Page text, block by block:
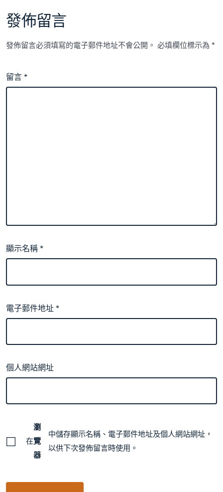
發佈留言
發佈留言必須填寫的電子郵件地址不會公開。 必填欄位標示為*
留言*
顯示名稱*
電子郵件地址*
個人網站網址
在
瀏
覽
器
中儲存顯示名稱、電子郵件地址及個人網站網址，
以供下次發佈留言時使用。